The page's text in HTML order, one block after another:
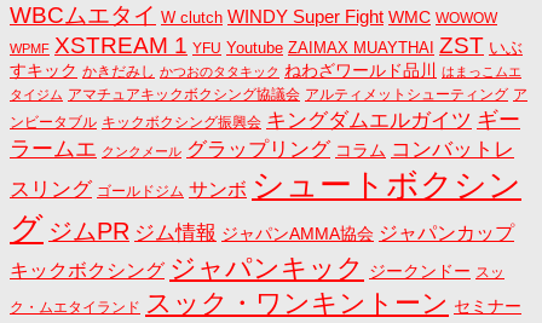
WBCムエタイ W clutch WINDY Super Fight WMC WOWOW
WPMF XSTREAM 1 YFU Youtube ZAIMAX MUAYTHAI ZST いぶ
すキック かきだみし かつおのタタキック ねわざワールド品川
はまっこムエ
タイジム アマチュアキックボクシング協議会 アルティメットシューティング ア
ンビータブル キックボクシング振興会 キングダムエルガイツ ギー
ラームエ クンクメール グラップリング コラム コンバットレ
スリング ゴールドジム サンボ シュートボクシン
グ ジムPR ジム情報 ジャパンAMMA協会 ジャパンカップ
キックボクシング ジャパンキック ジークンドー スッ
ク・ムエタイランド スック・ワンキントーン セミナー